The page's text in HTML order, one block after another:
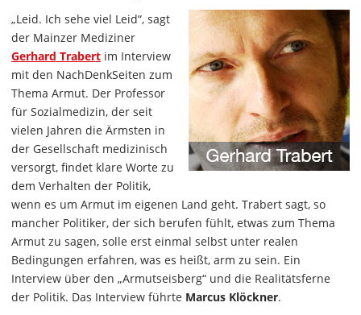
„Leid. Ich sehe viel Leid“, sagt
der Mainzer Mediziner
Gerhard Trabert im Interview
mit den NachDenkSeiten zum
Thema Armut. Der Professor
für Sozialmedizin, der seit
vielen Jahren die Ärmsten in
der Gesellschaft medizinisch
versorgt, findet klare Worte zu
dem Verhalten der Politik,
wenn es um Armut im eigenen Land geht. Trabert sagt, so
mancher Politiker, der sich berufen fühlt, etwas zum Thema
Armut zu sagen, solle erst einmal selbst unter realen
Bedingungen erfahren, was es heißt, arm zu sein. Ein
Interview über den „Armutseisberg“ und die Realitätsferne
der Politik. Das Interview führte Marcus Klöckner.